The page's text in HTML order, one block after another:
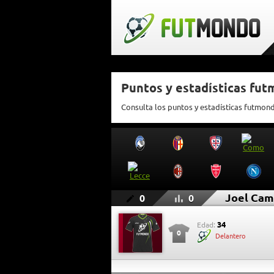
Puntos y estadísticas
Consulta los puntos y estadísticas
0 0 Joel
0
Edad: 34
Delantero